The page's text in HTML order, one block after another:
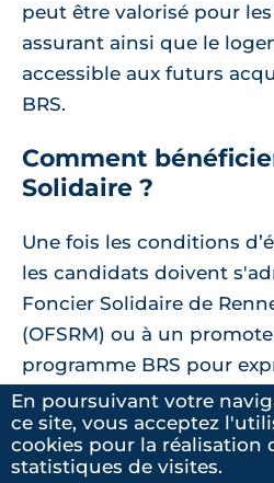
Ma recherche
peut être valorisé pour
assurant ainsi que le
accessible aux futurs
BRS.
Comment
Solidaire ?
Une fois les conditions
les candidats doivent
Foncier Solidaire de
(OFSRM) ou à un
programme BRS pour
obtenir des informations
disponibles. Il est
Rennes Métropole ou les
En poursuivant votre
ce site, vous acceptez
cookies pour la réalisation
statistiques de visites.